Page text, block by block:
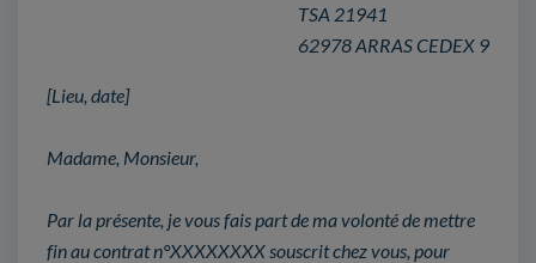
TSA 21941
62978 ARRAS CEDEX 9
[Lieu, date]
Madame, Monsieur,
Par la présente, je vous fais part de ma volonté de mettre
fin au contrat n°XXXXXXXX souscrit chez vous, pour